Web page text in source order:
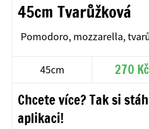
45cm Tvarůžková
Pomodoro, mozzarella,
45cm 270 Kč
Chcete více? Tak si
aplikaci!